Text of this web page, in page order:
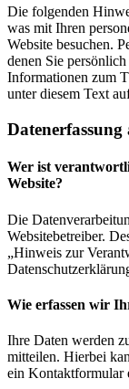
Die folgenden
was mit Ihren
Website besuchen.
denen Sie
Informationen zum
unter diesem Text
Datenerfassung
Wer ist
Website?
Die
Websitebetreiber.
„Hinweis zur
Wie erfassen wir
Ihre Daten werden
mitteilen. Hierbei
ein Kontaktformular